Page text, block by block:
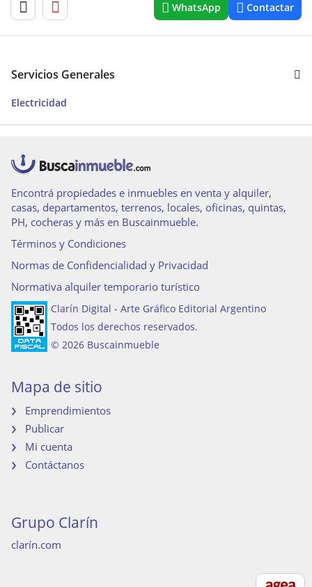
WhatsApp Contactar
Servicios Generales
Electricidad
Encontrá propiedades e inmuebles en venta y alquiler,
casas, departamentos, terrenos, locales, oficinas, quintas,
PH, cocheras y más en Buscainmueble.
Términos y Condiciones
Normas de Confidencialidad y Privacidad
Normativa alquiler temporario turístico
Clarín Digital - Arte Gráfico Editorial Argentino
Todos los derechos reservados.
© 2026 Buscainmueble
Mapa de sitio
Emprendimientos
Publicar
Mi cuenta
Contáctanos
Grupo Clarín
clarín.com